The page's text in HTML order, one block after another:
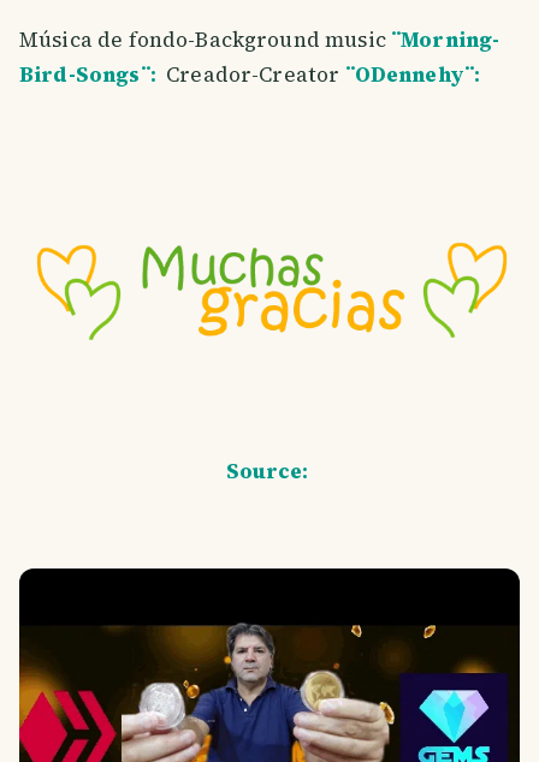
Música de fondo-Background music ¨Morning-
Bird-Songs¨: Creador-Creator ¨ODennehy¨:
Source: